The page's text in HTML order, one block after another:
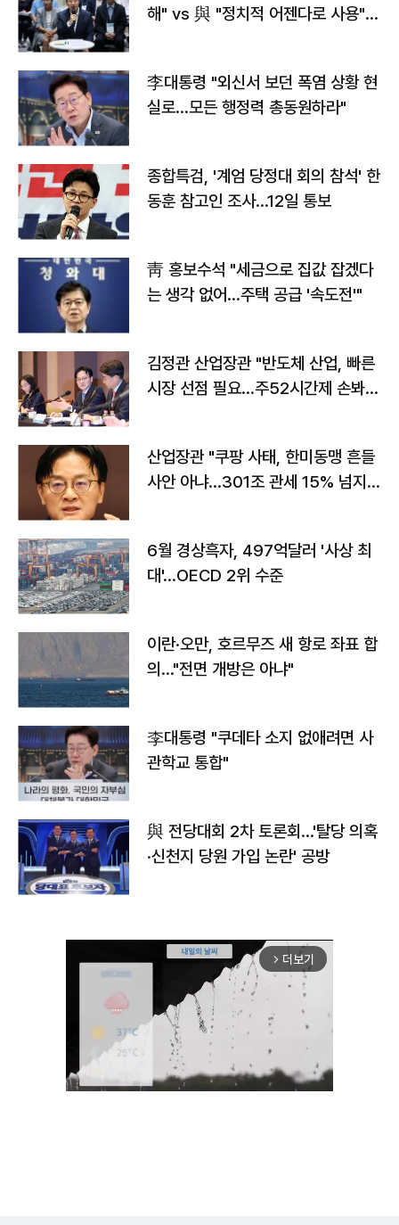
해" vs 與 "정치적 어젠다로 사용"
李대통령 "외신서 보던 폭염 상황 현
실로…모든 행정력 총동원하라"
종합특검, '계엄 당정대 회의 참석' 한
동훈 참고인 조사...12일 통보
靑 홍보수석 "세금으로 집값 잡겠다
는 생각 없어…주택 공급 '속도전'"
김정관 산업장관 "반도체 산업, 빠른
시장 선점 필요…주52시간제 손봐
산업장관 "쿠팡 사태, 한미동맹 흔들
사안 아냐…301조 관세 15% 넘지
6월 경상흑자, 497억달러 '사상 최
대'…OECD 2위 수준
이란·오만, 호르무즈 새 항로 좌표 합
의…"전면 개방은 아냐"
李대통령 "쿠데타 소지 없애려면 사
관학교 통합"
與 전당대회 2차 토론회…'탈당 의혹
·신천지 당원 가입 논란' 공방
arrow_forward_ios 더보기